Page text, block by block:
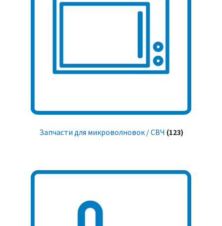
Запчасти для микроволновок / СВЧ (123)